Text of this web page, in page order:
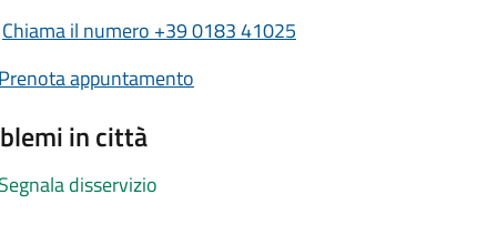
Chiama il numero +39 0183 41025
Prenota appuntamento
in città
Segnala disservizio